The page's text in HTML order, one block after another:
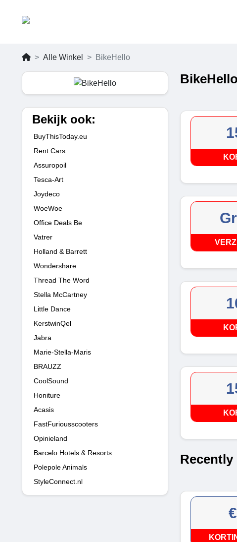
Alle Winkel BikeHello
Bekijk ook:
BuyThisToday.eu
Rent Cars
Assuropoil
Tesca-Art
Joydeco
WoeWoe
Office Deals Be
Vatrer
Holland & Barrett
Wondershare
Thread The Word
Stella McCartney
Little Dance
KerstwinQel
Jabra
Marie-Stella-Maris
BRAUZZ
CoolSound
Honiture
Acasis
FastFuriousscooters
Opinieland
Barcelo Hotels & Resorts
Polepole Animals
StyleConnect.nl